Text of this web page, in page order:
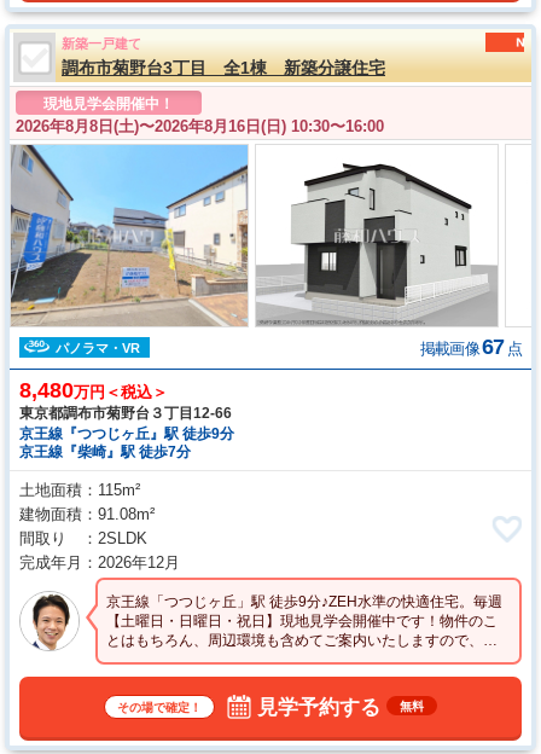
新築一戸建て
調布市菊野台3丁目 全1棟 新築分譲住宅
現地見学会開催中！
2026年8月8日(土)〜2026年8月16日(日) 10:30〜16:00
パノラマ・VR 掲載画像67 点
8,480万円＜税込＞
東京都調布市菊野台３丁目12-66
京王線『つつじヶ丘』駅 徒歩9分
京王線『柴崎』駅 徒歩7分
土地面積
115m²
建物面積
91.08m²
間取り
2SLDK
完成年月
2026年12月
京王線「つつじヶ丘」駅 徒歩9分♪ZEH水準の快適住宅。毎週
【土曜日・日曜日・祝日】現地見学会開催中です！物件のこ
とはもちろん、周辺環境も含めてご案内いたしますので、詳
細はお気軽にお問い合わせください☆
その場で確定！ 見学予約する 無料